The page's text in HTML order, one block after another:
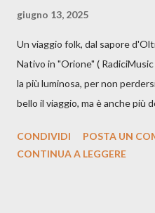
giugno 13, 2025
Un viaggio folk, dal sapore
Nativo in "Orione" (
la più luminosa, per non
bello il viaggio, ma è anche più
indubbiamente matura e
CONDIVIDI
POSTA UN
CONTINUA A LEGGERE